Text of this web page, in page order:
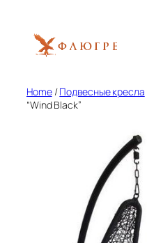
content
Home/Подвесные кресла
“Wind Black”